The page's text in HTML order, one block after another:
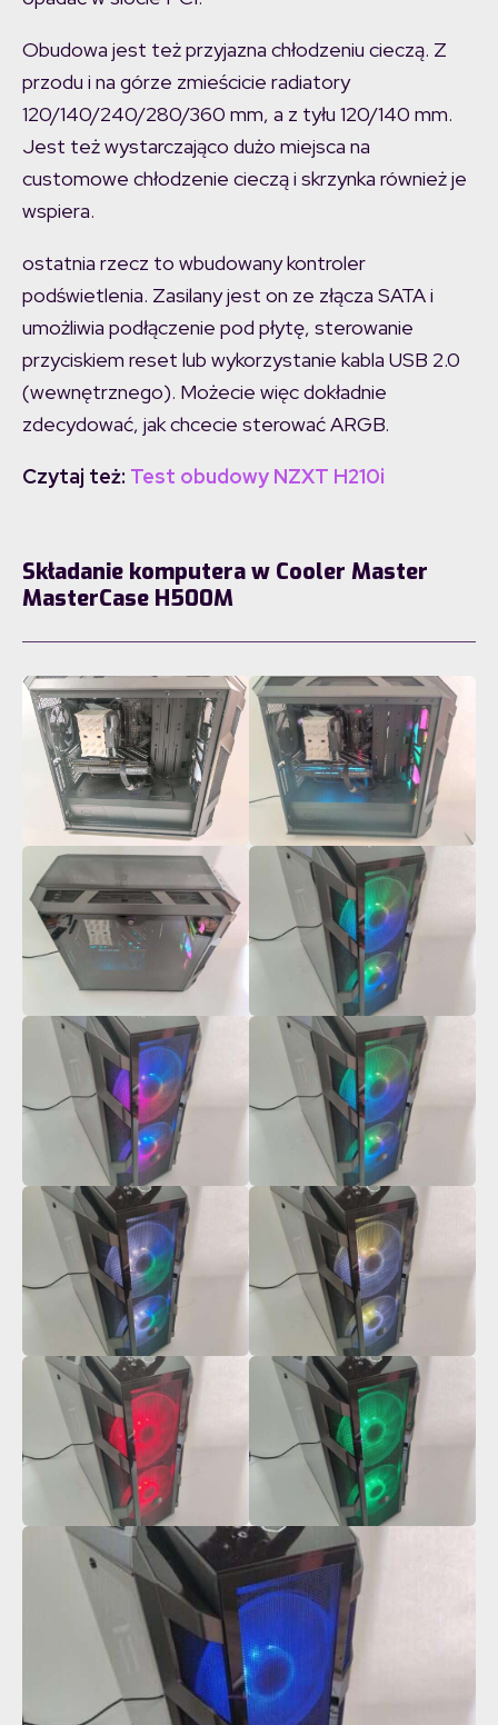
Obudowa jest też przyjazna chłodzeniu cieczą. Z
przodu i na górze zmieścicie radiatory
120/140/240/280/360 mm, a z tyłu 120/140 mm.
Jest też wystarczająco dużo miejsca na
customowe chłodzenie cieczą i skrzynka również je
wspiera.
ostatnia rzecz to wbudowany kontroler
podświetlenia. Zasilany jest on ze złącza SATA i
umożliwia podłączenie pod płytę, sterowanie
przyciskiem reset lub wykorzystanie kabla USB 2.0
(wewnętrznego). Możecie więc dokładnie
zdecydować, jak chcecie sterować ARGB.
Czytaj też: Test obudowy NZXT H210i
Składanie komputera w Cooler Master
MasterCase H500M